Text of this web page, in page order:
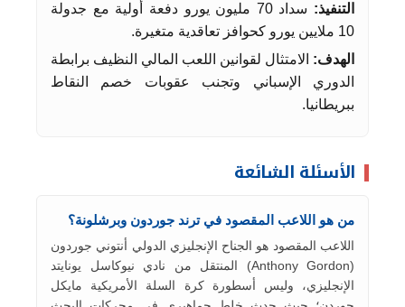
التنفيذ:
سداد 70 مليون يورو دفعة أولية مع جدولة
10 ملايين يورو كحوافز تعاقدية متغيرة.
الهدف: الامتثال لقوانين اللعب المالي النظيف برابطة
الدوري الإسباني وتجنب عقوبات خصم النقاط
ببريطانيا.
الأسئلة الشائعة
من هو اللاعب المقصود في ترند جوردون وبرشلونة؟
اللاعب المقصود هو الجناح الإنجليزي الدولي أنتوني جوردون
(Anthony Gordon) المنتقل من نادي نيوكاسل يونايتد
الإنجليزي، وليس أسطورة كرة السلة الأمريكية مايكل